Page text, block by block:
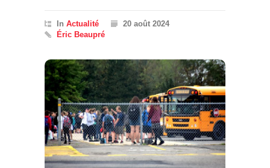
In Actualité
20 août 2024
Éric Beaupré